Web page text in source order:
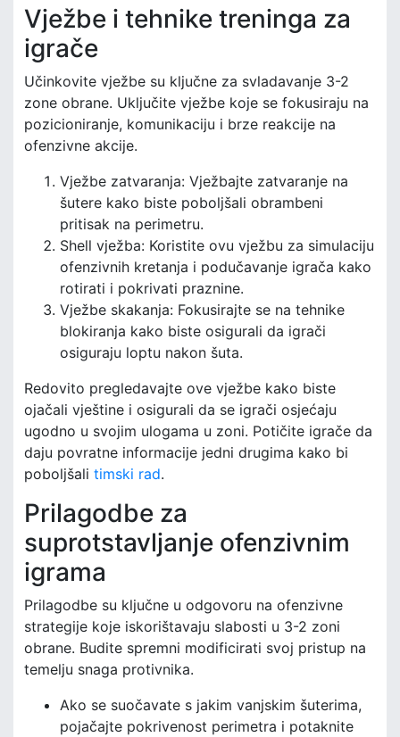
Vježbe i tehnike treninga za
igrače
Učinkovite vježbe su ključne za svladavanje 3-2
zone obrane. Uključite vježbe koje se fokusiraju na
pozicioniranje, komunikaciju i brze reakcije na
ofenzivne akcije.
Vježbe zatvaranja: Vježbajte zatvaranje na
šutere kako biste poboljšali obrambeni
pritisak na perimetru.
Shell vježba: Koristite ovu vježbu za simulaciju
ofenzivnih kretanja i podučavanje igrača kako
rotirati i pokrivati praznine.
Vježbe skakanja: Fokusirajte se na tehnike
blokiranja kako biste osigurali da igrači
osiguraju loptu nakon šuta.
Redovito pregledavajte ove vježbe kako biste
ojačali vještine i osigurali da se igrači osjećaju
ugodno u svojim ulogama u zoni. Potičite igrače da
daju povratne informacije jedni drugima kako bi
poboljšali timski rad.
Prilagodbe za
suprotstavljanje ofenzivnim
igrama
Prilagodbe su ključne u odgovoru na ofenzivne
strategije koje iskorištavaju slabosti u 3-2 zoni
obrane. Budite spremni modificirati svoj pristup na
temelju snaga protivnika.
Ako se suočavate s jakim vanjskim šuterima,
pojačajte pokrivenost perimetra i potaknite